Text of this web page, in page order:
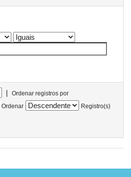
|
Ordenar registros por
Ordenar
Registro(s)